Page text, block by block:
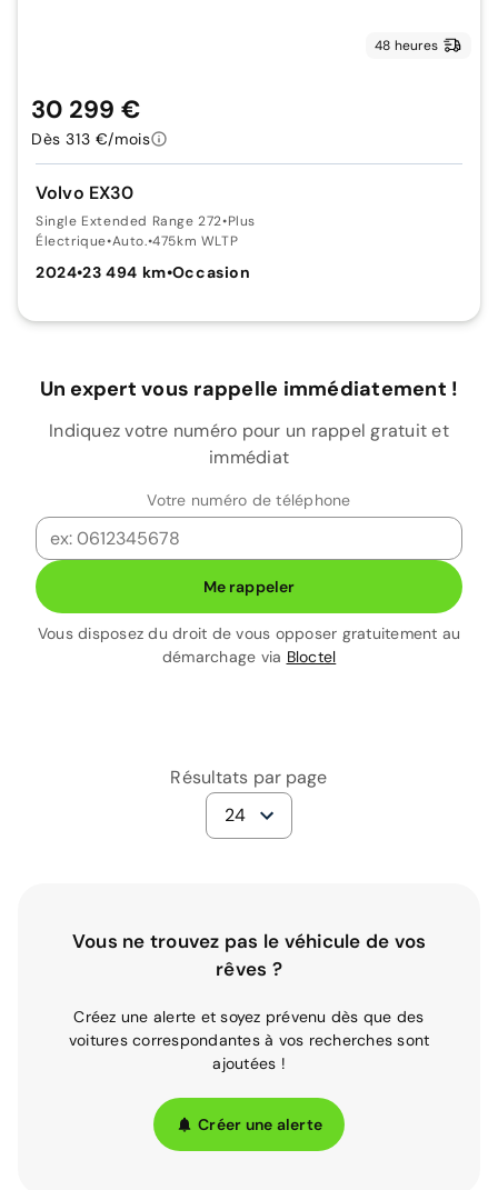
48 heures
Volvo EX30
Single Extended Range 272•Plus
Électrique•Auto.•475km WLTP
2024•23 494 km•Occasion
30 299 €
Dès 313 €/mois
Un expert vous rappelle immédiatement !
Indiquez votre numéro pour un rappel gratuit et
immédiat
Votre numéro de téléphone
Me rappeler
Vous disposez du droit de vous opposer gratuitement au
démarchage via Bloctel
Résultats par page
24
Vous ne trouvez pas le véhicule de vos
rêves ?
Créez une alerte et soyez prévenu dès que des
voitures correspondantes à vos recherches sont
ajoutées !
Créer une alerte